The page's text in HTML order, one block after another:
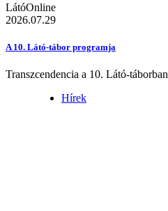
LátóOnline
2026.07.29
A 10. Látó-tábor programja
Transzcendencia a 10. Látó-táborban
Hírek